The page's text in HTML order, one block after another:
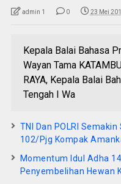
admin 1 0 23 Mei
Kepala Balai Bahasa
Wayan Tama
RAYA, Kepala Balai
Tengah I Wa
TNI Dan POLRI
102/Pjg Kompak
Momentum Idul Adha
Penyembelihan Hewan